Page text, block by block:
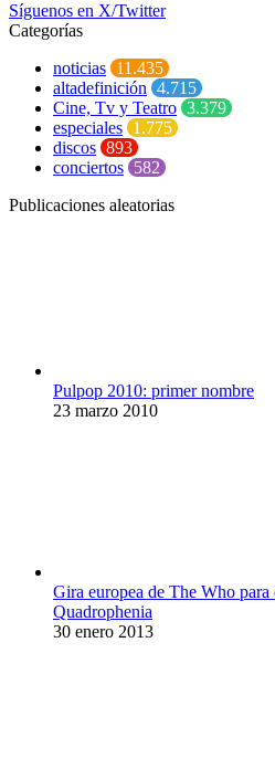
Síguenos en X/Twitter
Categorías
noticias 11.435
altadefinición 4.715
Cine, Tv y Teatro 3.379
especiales 1.775
discos 893
conciertos 582
Publicaciones aleatorias
Pulpop 2010: primer nombre
23 marzo 2010
Gira europea de The Who
Quadrophenia
30 enero 2013